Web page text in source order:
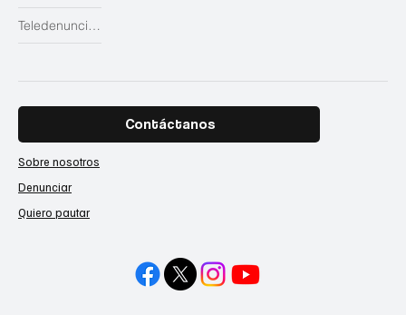
Teledenuncias
Contáctanos
Sobre nosotros
Denunciar
Quiero pautar